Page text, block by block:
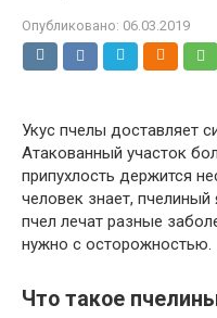
Опубликовано: 06.03.2019
Укус пчелы доставляет
Атакованный участок
припухлость держится
человек знает,
пчел лечат разные
нужно с осторожностью.
Что такое